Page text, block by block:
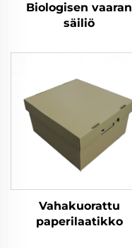
Biologisen vaaran
säiliö
Vahakuorattu
paperilaatikko